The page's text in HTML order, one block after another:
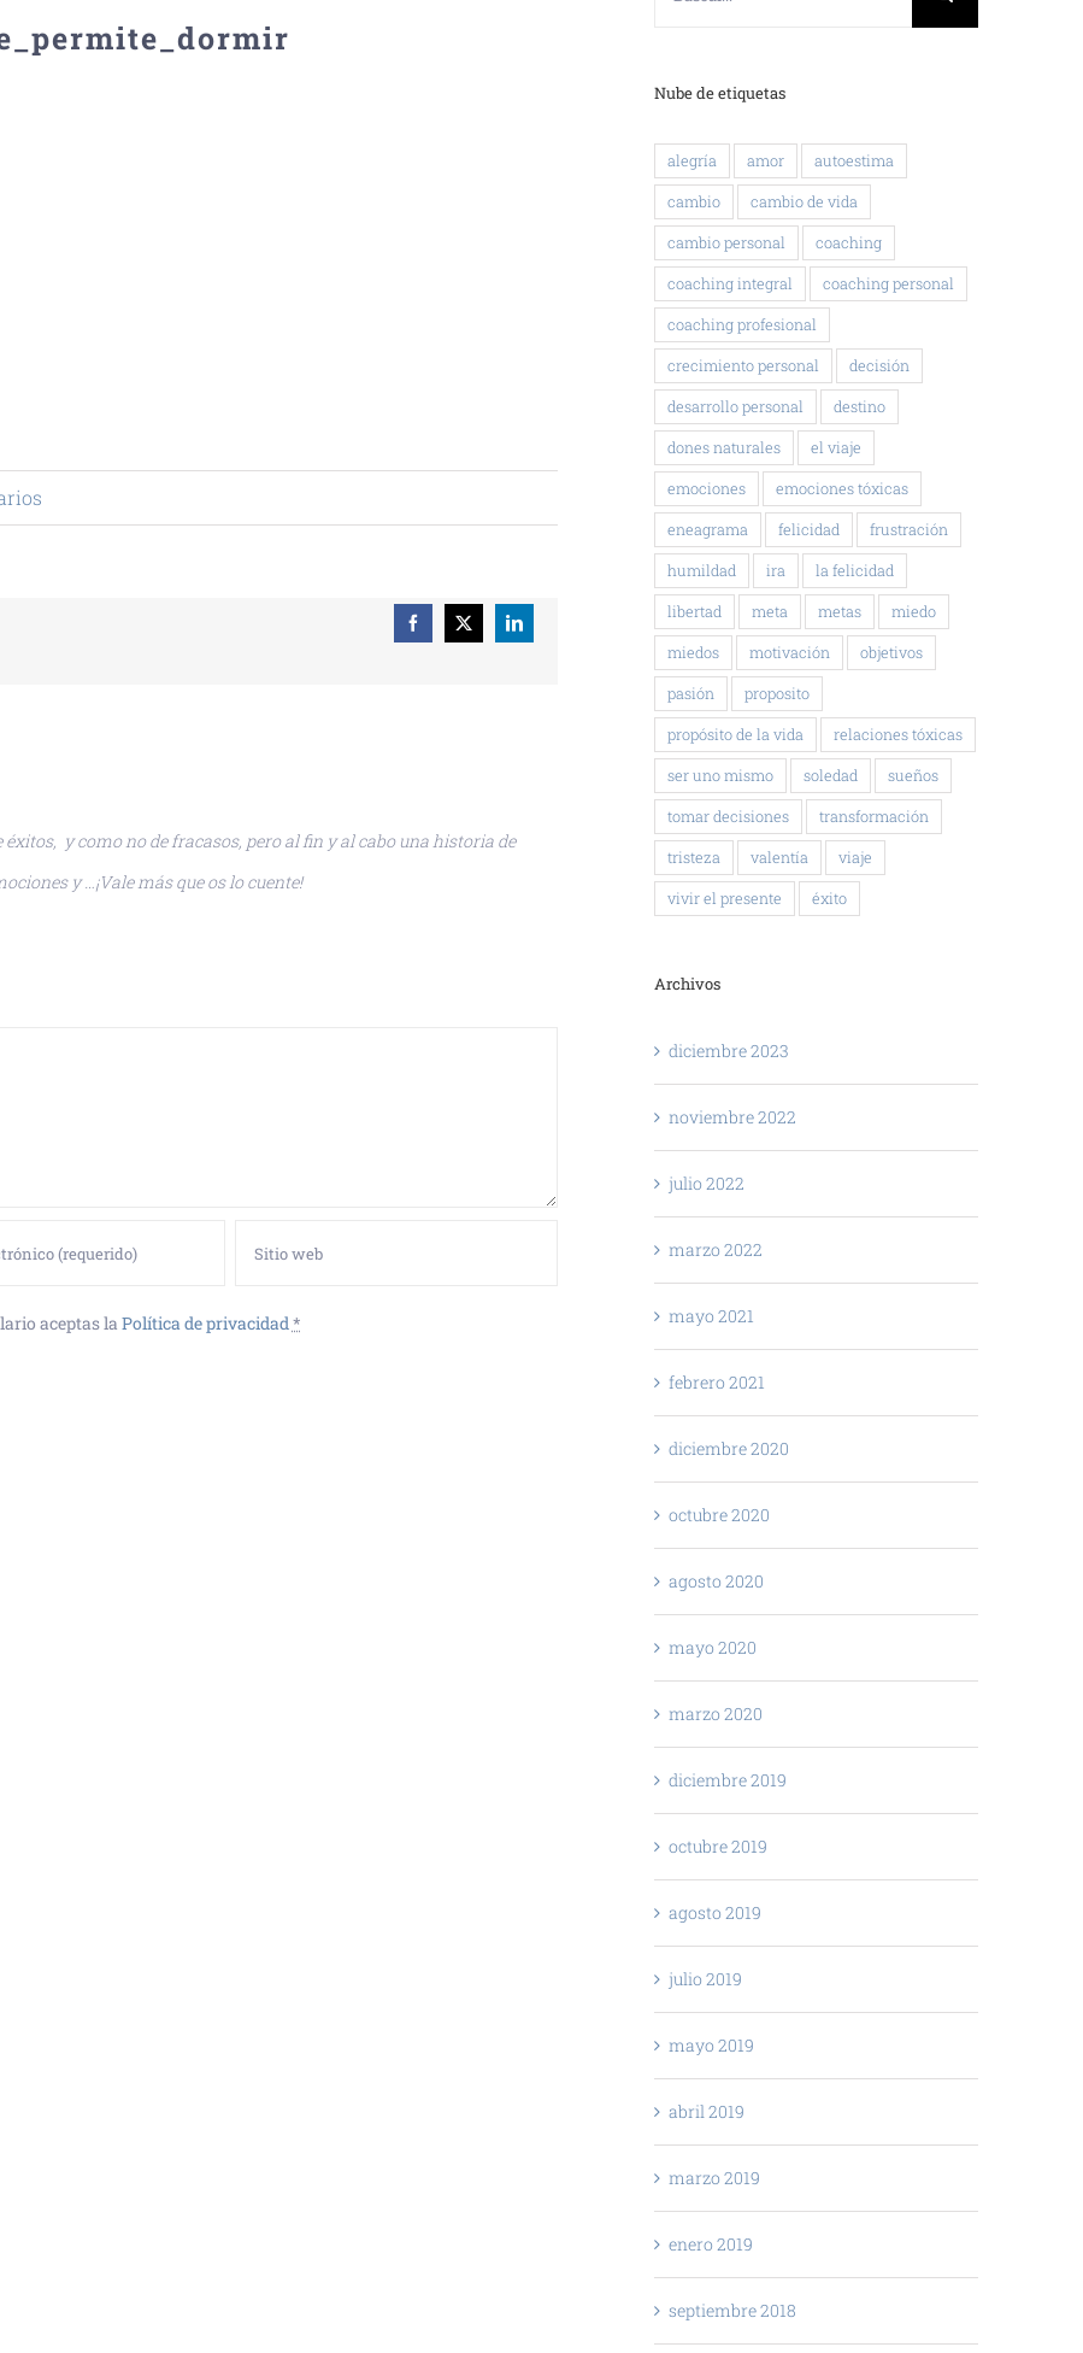
Facebook
X LinkedIn
y como no de fracasos, pero al fin y al cabo una historia de
y …¡Vale más que os lo cuente!
aceptas la Política de privacidad*
Nube de etiquetas
alegría amor autoestima
cambio cambio de vida
cambio personal coaching
coaching integral coaching personal
coaching profesional
crecimiento personal decisión
desarrollo personal destino
dones naturales el viaje
emociones emociones tóxicas
eneagrama felicidad frustración
humildad ira la felicidad
libertad meta metas miedo
miedos motivación objetivos
pasión proposito
propósito de la vida relaciones tóxicas
ser uno mismo soledad sueños
tomar decisiones transformación
tristeza valentía viaje
vivir el presente éxito
Archivos
diciembre 2023
noviembre 2022
julio 2022
marzo 2022
mayo 2021
febrero 2021
diciembre 2020
octubre 2020
agosto 2020
mayo 2020
marzo 2020
diciembre 2019
octubre 2019
agosto 2019
julio 2019
mayo 2019
abril 2019
marzo 2019
enero 2019
septiembre 2018